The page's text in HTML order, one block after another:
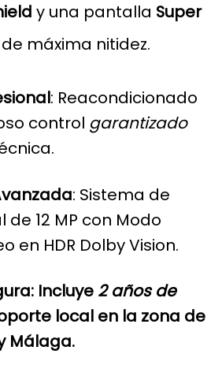
y una pantalla Super
de máxima nitidez.
: Reacondicionado
control garantizado
: Sistema de
12 MP con Modo
en HDR Dolby Vision.
Incluye 2 años de
local en la zona de
Málaga.